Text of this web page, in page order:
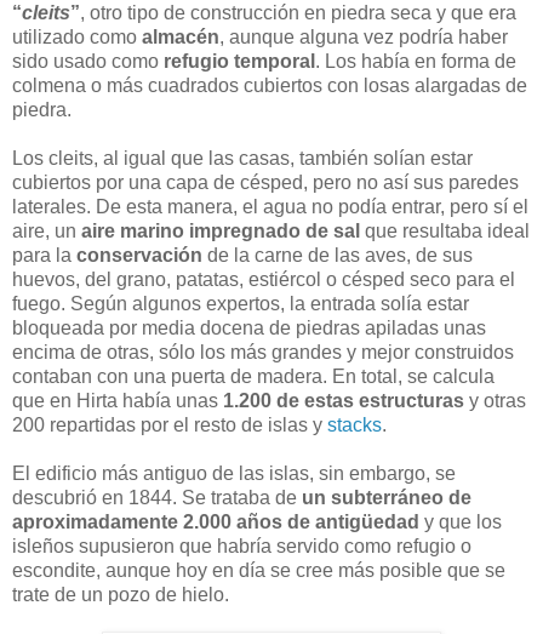
“cleits”, otro tipo de construcción en piedra seca y que era
utilizado como almacén, aunque alguna vez podría haber
sido usado como refugio temporal . Los había en forma de
colmena o más cuadrados cubiertos con losas alargadas de
piedra.
Los cleits, al igual que las casas, también solían estar
cubiertos por una capa de césped, pero no así sus paredes
laterales. De esta manera, el agua no podía entrar, pero sí el
aire, un aire marino impregnado de sal que resultaba ideal
para la conservación de la carne de las aves, de sus
huevos, del grano, patatas, estiércol o césped seco para el
fuego. Según algunos expertos, la entrada solía estar
bloqueada por media docena de piedras apiladas unas
encima de otras, sólo los más grandes y mejor construidos
contaban con una puerta de madera. En total, se calcula
que en Hirta había unas 1.200 de estas estructuras y otras
200 repartidas por el resto de islas y stacks.
El edificio más antiguo de las islas, sin embargo, se
descubrió en 1844. Se trataba de un subterráneo de
aproximadamente 2.000 años de antigüedad y que los
isleños supusieron que habría servido como refugio o
escondite, aunque hoy en día se cree más posible que se
trate de un pozo de hielo.